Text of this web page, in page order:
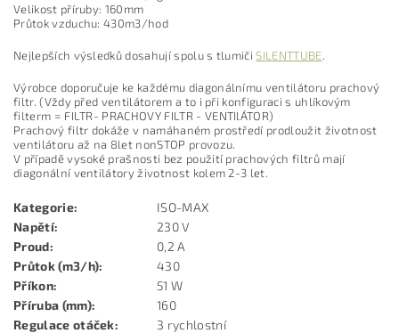
Velikost příruby: 160mm
Průtok vzduchu: 430m3/hod
Nejlepších výsledků dosahují spolu s tlumičiSILENTTUBE.
Výrobce doporučuje ke každému diagonálnímu ventilátoru prachový
filtr. (Vždy před ventilátorem a to i při konfiguraci s uhlíkovým
filterm = FILTR- PRACHOVY FILTR - VENTIlÁTOR)
Prachový filtr dokáže v namáhaném prostředí prodloužit životnost
ventilátoru až na 8let nonSTOP provozu.
V případě vysoké prašnosti bez použití prachových filtrů mají
diagonální ventilátory životnost kolem 2-3 let.
Kategorie:
ISO-MAX
Napětí:
230 V
Proud:
0,2 A
Průtok (m3/h):
430
Příkon:
51 W
Příruba (mm):
160
Regulace otáček:
3 rychlostní